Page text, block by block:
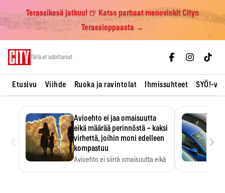
Terassikesä jatkuu! 🍺 Katso parhaat menovinkit Cityn
Terassioppaasta →
Tätä et odottanut
Etusivu Viihde Ruoka ja ravintolat Ihmissuhteet SYÖ!-
Avioehto ei jaa omaisuutta
eikä määrää perinnöstä – kaksi
virhettä, joihin moni edelleen
kompastuu
Avioehto ei siirrä omaisuutta eikä
›